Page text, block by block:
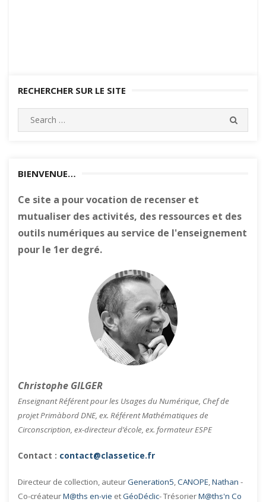
RECHERCHER SUR LE SITE
BIENVENUE…
Ce site a pour vocation de recenser et
mutualiser des activités, des ressources et des
outils numériques au service de l'enseignement
pour le 1er degré.
Christophe GILGER
Enseignant Référent pour les Usages du Numérique, Chef de
projet Primàbord DNE, ex. Référent Mathématiques de
Circonscription, ex-directeur d’école, ex. formateur ESPE
Contact : contact@classetice.fr
Directeur de collection, auteurGeneration5,CANOPE,Nathan -
Co-créateurM@ths en-vie etGéoDéclic- TrésorierM@ths'n Co